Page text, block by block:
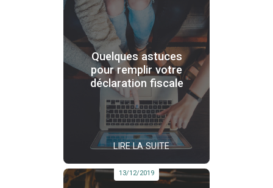
Quelques astuces
pour remplir votre
déclaration fiscale
LIRE LA SUITE
13/12/2019